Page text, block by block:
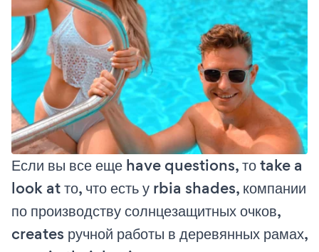
Если вы все еще have questions, то take a
look at то, что есть у rbia shades, компании
по производству солнцезащитных очков,
creates ручной работы в деревянных рамах,